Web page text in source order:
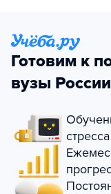
Готовим к
вузы России
стресса